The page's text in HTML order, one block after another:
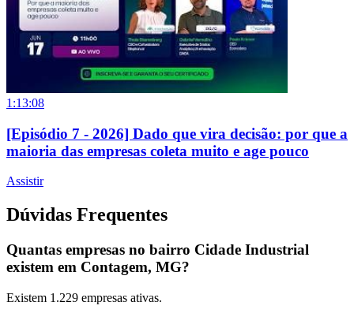
1:13:08
[Episódio 7 - 2026] Dado que vira decisão: por que a
maioria das empresas coleta muito e age pouco
Assistir
Dúvidas Frequentes
Quantas empresas no bairro Cidade Industrial
existem em Contagem, MG?
Existem 1.229 empresas ativas.